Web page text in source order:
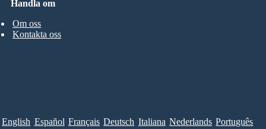
Handla om
Om oss
Kontakta oss
English Español Français Deutsch Italiana Nederlands Português